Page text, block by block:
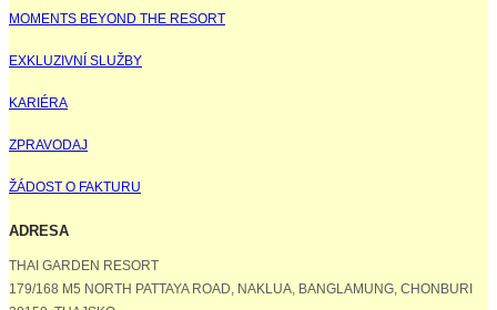
MOMENTS BEYOND THE RESORT
EXKLUZIVNÍ SLUŽBY
KARIÉRA
ZPRAVODAJ
ŽÁDOST O FAKTURU
ADRESA
THAI GARDEN RESORT
179/168 M5 NORTH PATTAYA ROAD, NAKLUA, BANGLAMUNG, CHONBURI